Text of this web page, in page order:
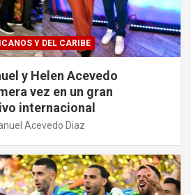
Y DEL CARIBE
y Helen Acevedo
vez en un gran
internacional
Acevedo Diaz